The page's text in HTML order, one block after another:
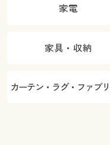
家電
家具・収納
カーテン・ラグ・ファブ